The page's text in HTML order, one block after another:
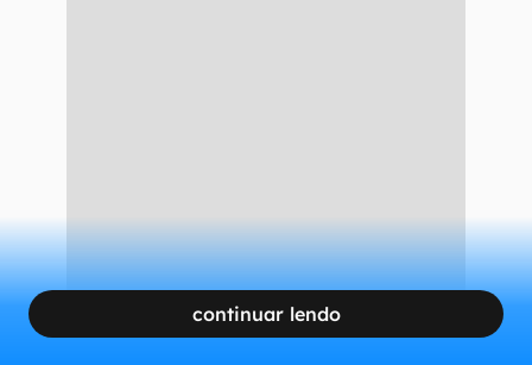
continuar lendo